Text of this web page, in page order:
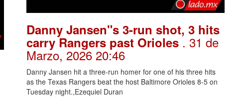
Danny Jansen"s 3-run shot, 3 hits
carry Rangers past Orioles . 31 de
Marzo, 2026 20:46
Danny Jansen hit a three-run homer for one of his three hits
as the Texas Rangers beat the host Baltimore Orioles 8-5 on
Tuesday night.,Ezequiel Duran